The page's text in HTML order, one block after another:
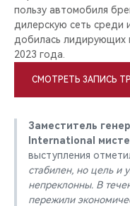
пользу автомобиля
дилерскую сеть среди
добилась лидирующих
2023 года.
СМОТРЕТЬ ЗАПИСЬ
Заместитель
International
выступления
стабилен, но цель и
непреклонны. В
пережили